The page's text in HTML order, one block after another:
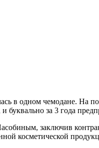
в одном чемодане. На
буквально за 3 года
заключив
косметической